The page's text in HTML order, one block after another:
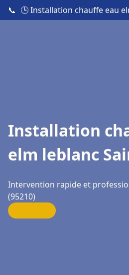
📞 🕒 Installation chauffe eau
Installation
elm leblanc
Intervention rapide et
(95210)